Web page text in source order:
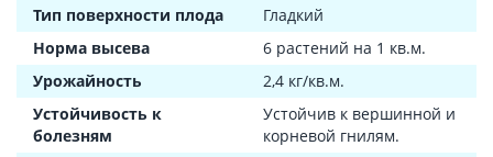
Тип поверхности плода
Гладкий
Норма высева
6 растений на 1 кв.м.
Урожайность
2,4 кг/кв.м.
Устойчивость к
болезням
Устойчив к вершинной и
корневой гнилям.